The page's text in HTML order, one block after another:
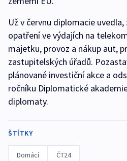
Už v červnu diplomacie
opatření ve výdajích na
majetku, provoz a nákup aut,
zastupitelských úřadů.
plánované investiční akce a
ročníku Diplomatické
diplomaty.
ŠTÍTKY
Domácí ČT24